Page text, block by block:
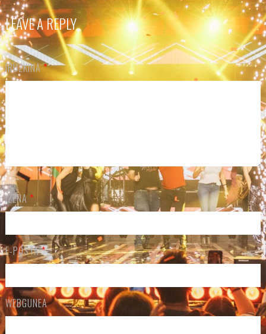
LEAVE A REPLY
IRUZKINA*
IZENA *
E-POSTA*
WEBGUNEA